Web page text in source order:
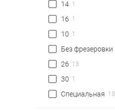
14 1
16 1
10 1
Без фрезеровки
26 13
30 1
Специальная 13